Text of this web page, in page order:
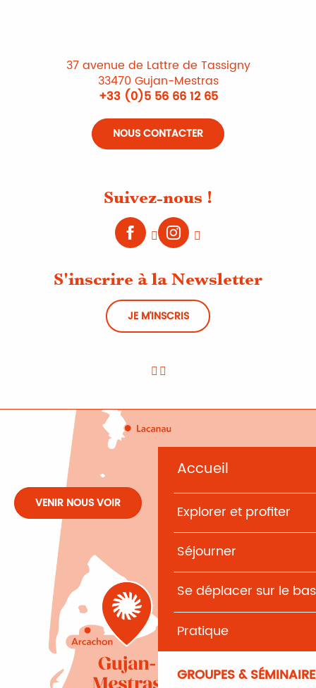
Accueil
Explorer et profiter
Séjourner
Se déplacer sur le
Pratique
GROUPES &
37 avenue de Lattre de Tassigny
33470 Gujan-Mestras
+33 (0)5 56 66 12 65
NOUS CONTACTER
Suivez-nous !
S'inscrire à la Newsletter
JE M'INSCRIS
VENIR NOUS VOIR